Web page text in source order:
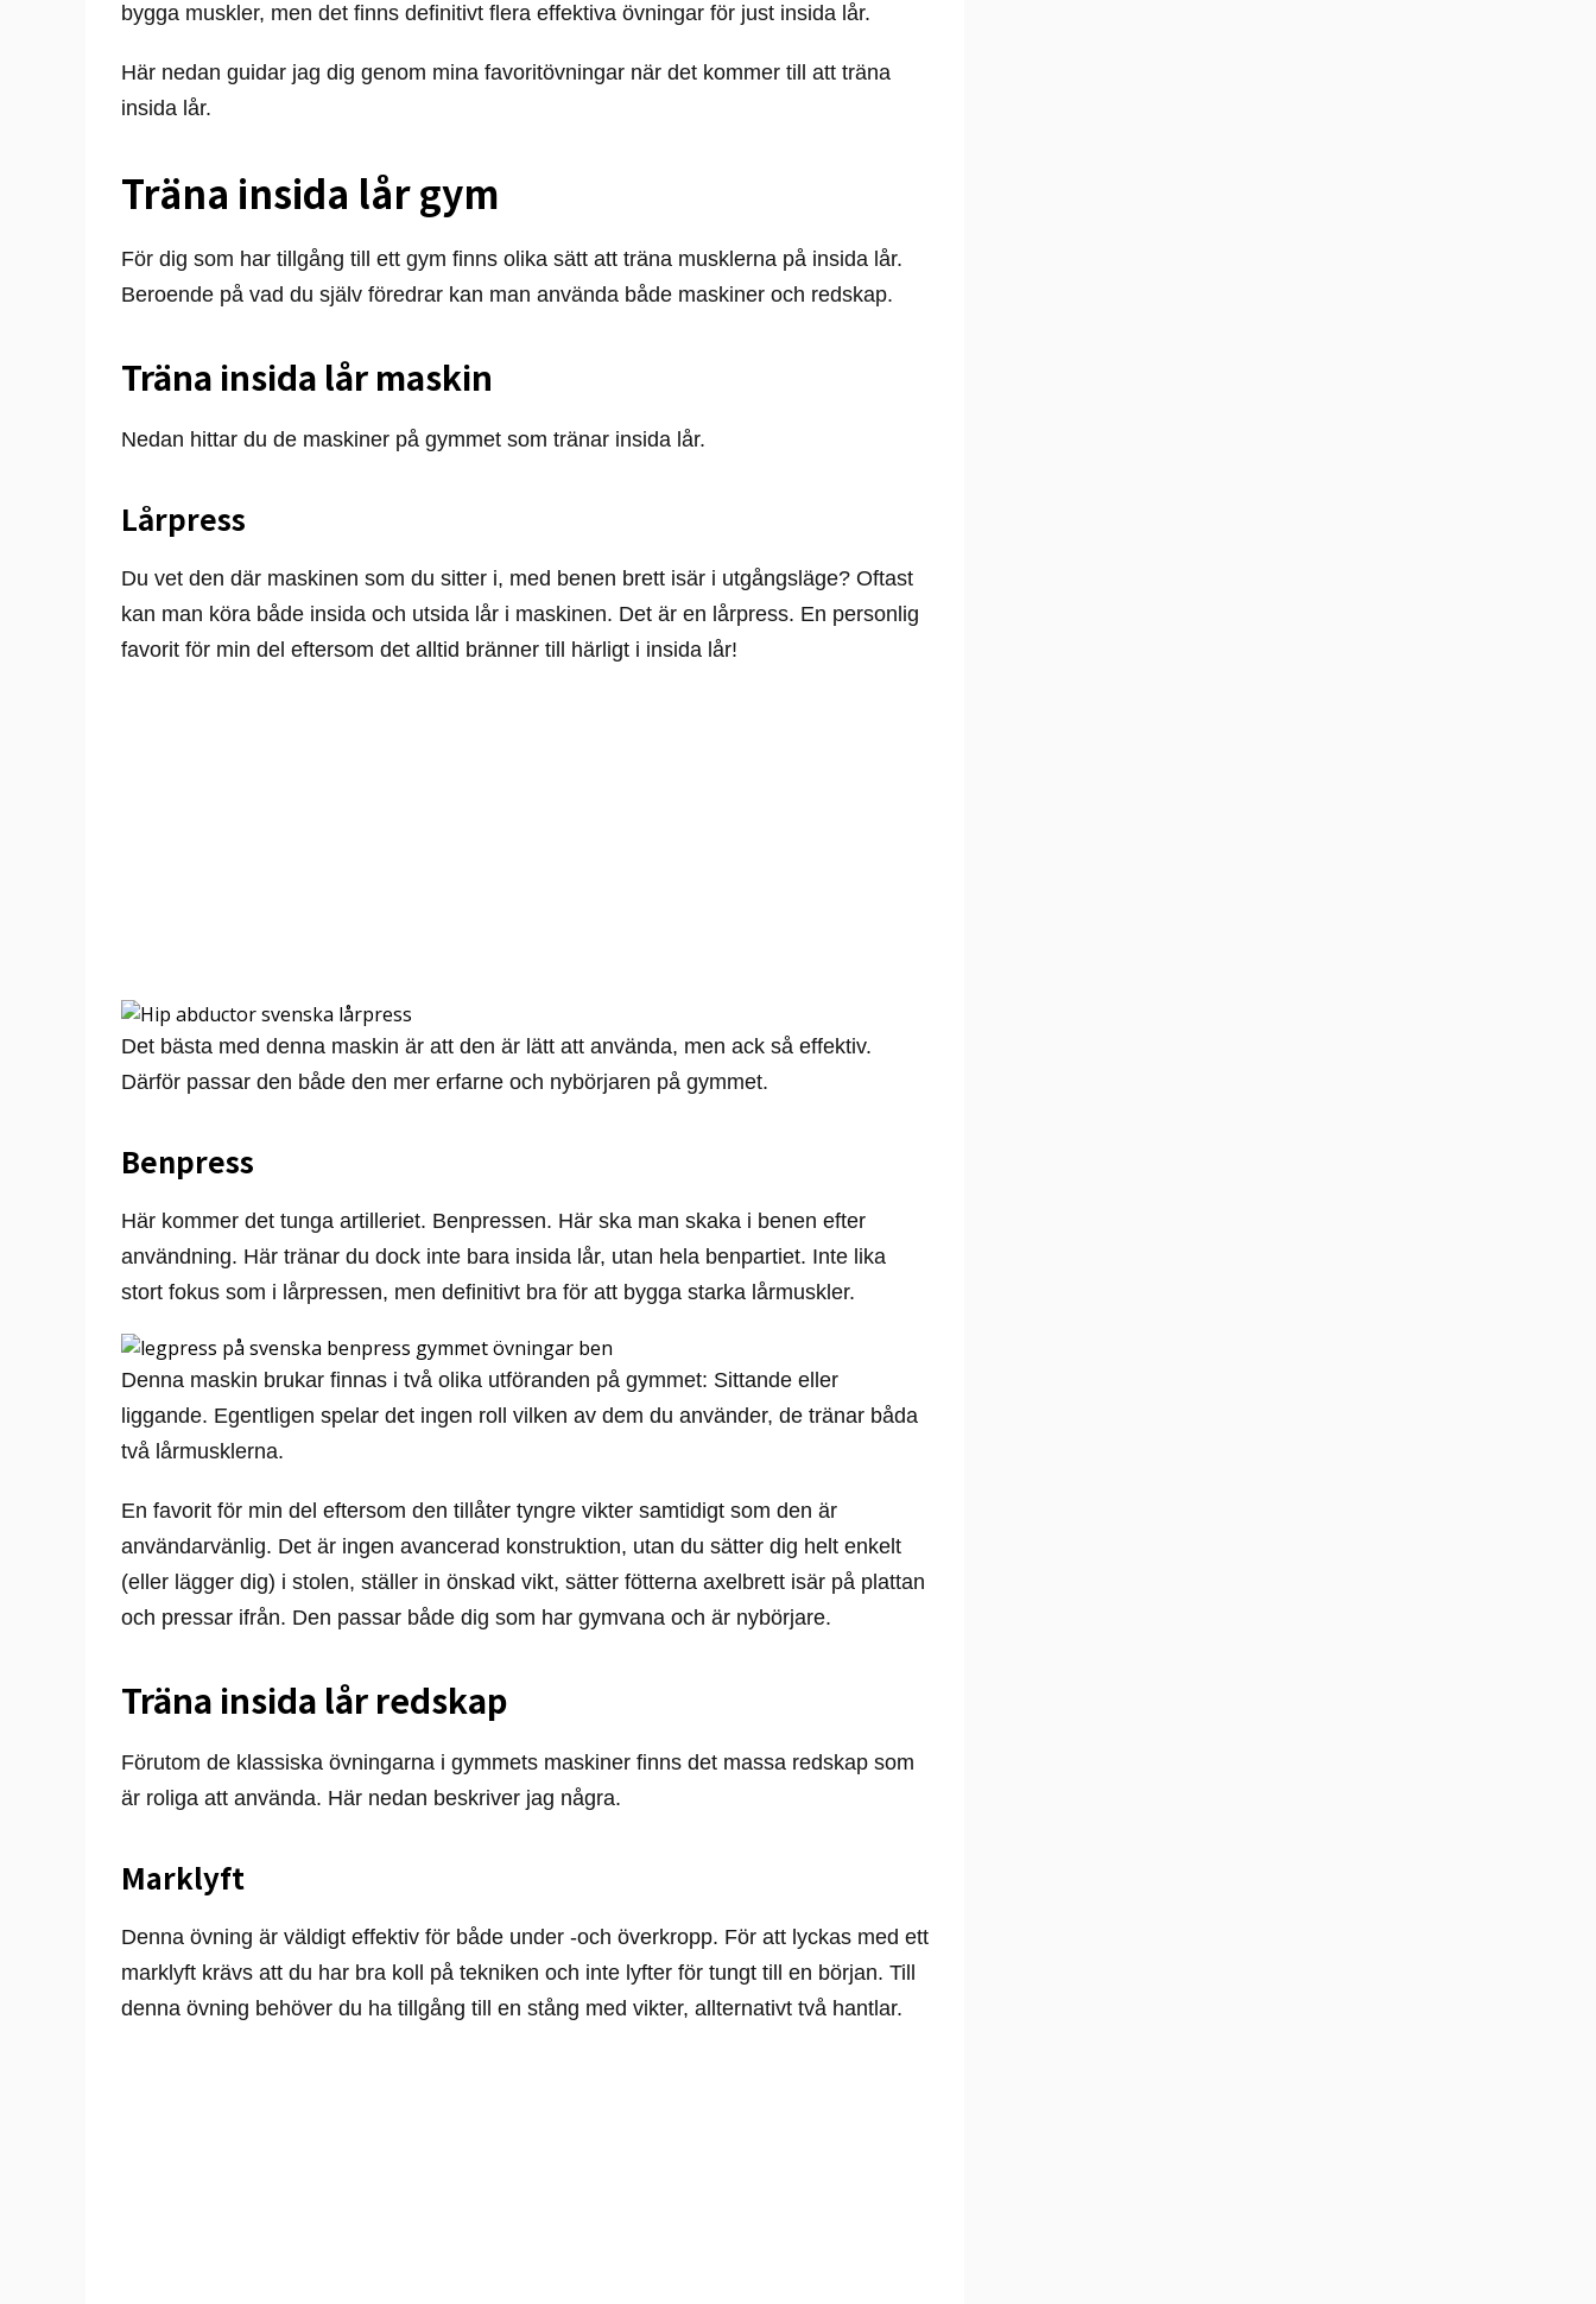
bygga muskler, men det finns definitivt flera effektiva övningar för just insida lår.
Här nedan guidar jag dig genom mina favoritövningar när det kommer till att träna
insida lår.
Träna insida lår gym
För dig som har tillgång till ett gym finns olika sätt att träna musklerna på insida lår.
Beroende på vad du själv föredrar kan man använda både maskiner och redskap.
Träna insida lår maskin
Nedan hittar du de maskiner på gymmet som tränar insida lår.
Lårpress
Du vet den där maskinen som du sitter i, med benen brett isär i utgångsläge? Oftast
kan man köra både insida och utsida lår i maskinen. Det är en lårpress. En personlig
favorit för min del eftersom det alltid bränner till härligt i insida lår!
Det bästa med denna maskin är att den är lätt att använda, men ack så effektiv.
Därför passar den både den mer erfarne och nybörjaren på gymmet.
Benpress
Här kommer det tunga artilleriet. Benpressen. Här ska man skaka i benen efter
användning. Här tränar du dock inte bara insida lår, utan hela benpartiet. Inte lika
stort fokus som i lårpressen, men definitivt bra för att bygga starka lårmuskler.
Denna maskin brukar finnas i två olika utföranden på gymmet: Sittande eller
liggande. Egentligen spelar det ingen roll vilken av dem du använder, de tränar båda
två lårmusklerna.
En favorit för min del eftersom den tillåter tyngre vikter samtidigt som den är
användarvänlig. Det är ingen avancerad konstruktion, utan du sätter dig helt enkelt
(eller lägger dig) i stolen, ställer in önskad vikt, sätter fötterna axelbrett isär på plattan
och pressar ifrån. Den passar både dig som har gymvana och är nybörjare.
Träna insida lår redskap
Förutom de klassiska övningarna i gymmets maskiner finns det massa redskap som
är roliga att använda. Här nedan beskriver jag några.
Marklyft
Denna övning är väldigt effektiv för både under -och överkropp. För att lyckas med ett
marklyft krävs att du har bra koll på tekniken och inte lyfter för tungt till en början. Till
denna övning behöver du ha tillgång till en stång med vikter, allternativt två hantlar.